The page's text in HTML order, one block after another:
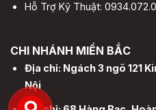
Hỗ Trợ Kỹ Thuật:
CHI NHÁNH MIỀN BẮC
Địa chỉ: Ngách 3 ngõ 121
Nội